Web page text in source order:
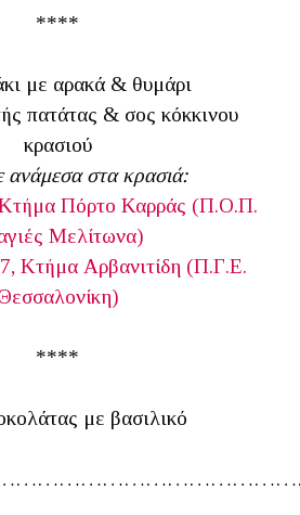
****
με αρακά & θυμάρι
πατάτας & σος κόκκινου
κρασιού
ανάμεσα στα κρασιά:
Πόρτο Καρράς (Π.Ο.Π.
Μελίτωνα)
Κτήμα Αρβανιτίδη (Π.Γ.Ε.
****
με βασιλικό